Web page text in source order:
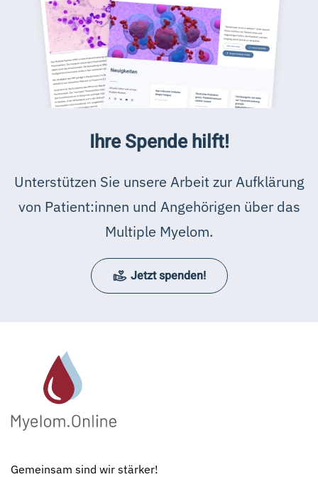
Ihre Spende hilft!
Unterstützen Sie unsere Arbeit zur Aufklärung
von Patient:innen und Angehörigen über das
Multiple Myelom.
Jetzt spenden!
Gemeinsam sind wir stärker!